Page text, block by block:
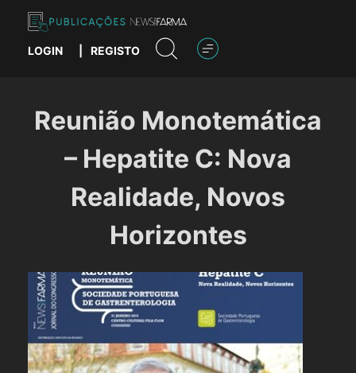
content
Publicações News Farma
LOGIN REGISTO
Reunião Monotemática
– Hepatite C: Nova
Realidade, Novos
Horizontes